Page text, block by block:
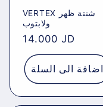
VERTEX شنتة ظهر
ولابتوب
Regular
price
14.000 JD
اضافة الى السلة